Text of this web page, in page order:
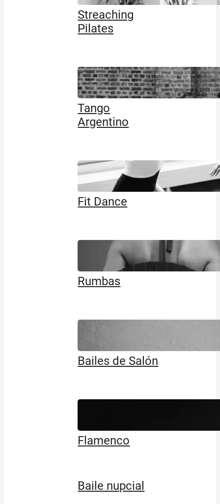
Streaching
Pilates
Tango
Argentino
Fit Dance
Rumbas
Bailes de Salón
Flamenco
Baile nupcial